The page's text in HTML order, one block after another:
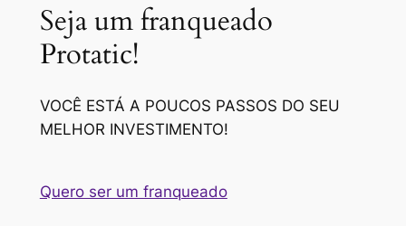
Seja um franqueado
Protatic!
VOCÊ ESTÁ A POUCOS PASSOS DO SEU
MELHOR INVESTIMENTO!
Quero ser um franqueado